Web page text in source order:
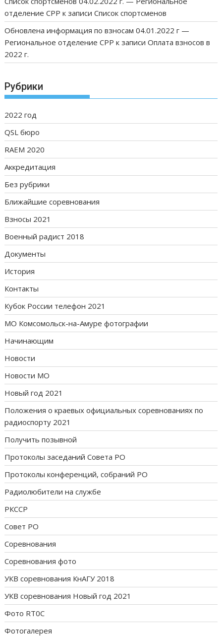
отделение СРР к записиСписок спортсменов
Обновлена информация по взносам 04.01.2022 г —
Региональное отделение СРР к записиОплата взносов в
2022 г.
Рубрики
2022 год
QSL бюро
RAEM 2020
Аккредитация
Без рубрики
Ближайшие соревнования
Взносы 2021
Военный радист 2018
Документы
История
Контакты
Кубок России телефон 2021
МО Комсомольск-на-Амуре фотографии
Начинающим
Новости
Новости МО
Новый год 2021
Положения о краевых официальных соревнованиях по
радиоспорту 2021
Получить позывной
Протоколы заседаний Совета РО
Протоколы конференций, собраний РО
Радиолюбители на службе
РКССР
Совет РО
Соревнования
Соревнования фото
УКВ соревнования КнАГУ 2018
УКВ соревнования Новый год 2021
Фото RT0C
Фотогалерея